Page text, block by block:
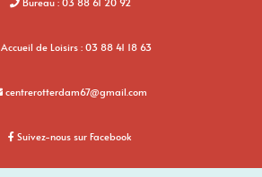
Accueil de Loisirs : 03 88 41 18 63
centrerotterdam67@gmail.com
Suivez-nous sur Facebook